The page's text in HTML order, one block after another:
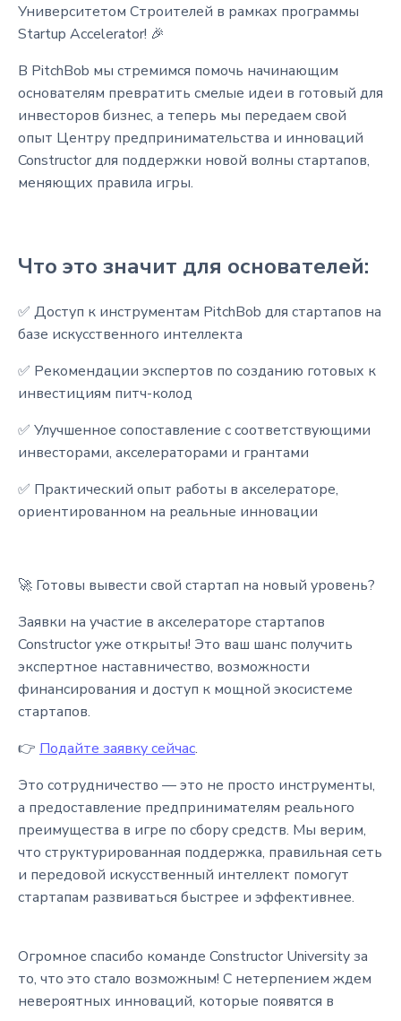
Университетом Строителей в рамках программы
Startup Accelerator! 🎉
В PitchBob мы стремимся помочь начинающим
основателям превратить смелые идеи в готовый для
инвесторов бизнес, а теперь мы передаем свой
опыт Центру предпринимательства и инноваций
Constructor для поддержки новой волны стартапов,
меняющих правила игры.
Что это значит для основателей:
✅ Доступ к инструментам PitchBob для стартапов на
базе искусственного интеллекта
✅ Рекомендации экспертов по созданию готовых к
инвестициям питч-колод
✅ Улучшенное сопоставление с соответствующими
инвесторами, акселераторами и грантами
✅ Практический опыт работы в акселераторе,
ориентированном на реальные инновации
🚀 Готовы вывести свой стартап на новый уровень?
Заявки на участие в акселераторе стартапов
Constructor уже открыты! Это ваш шанс получить
экспертное наставничество, возможности
финансирования и доступ к мощной экосистеме
стартапов.
👉 Подайте заявку сейчас.
Это сотрудничество — это не просто инструменты,
а предоставление предпринимателям реального
преимущества в игре по сбору средств. Мы верим,
что структурированная поддержка, правильная сеть
и передовой искусственный интеллект помогут
стартапам развиваться быстрее и эффективнее.
Огромное спасибо команде Constructor University за
то, что это стало возможным! С нетерпением ждем
невероятных инноваций, которые появятся в